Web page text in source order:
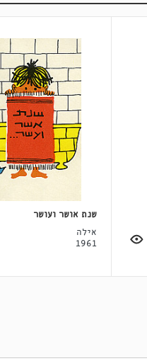
שנת אושר ועושר
אילה
1961